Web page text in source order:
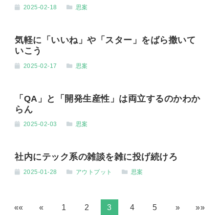
2025-02-18 思案
気軽に「いいね」や「スター」をばら撒いて
いこう
2025-02-17 思案
「QA」と「開発生産性」は両立するのかわか
らん
2025-02-03 思案
社内にテック系の雑談を雑に投げ続けろ
2025-01-28 アウトプット 思案
«« « 1 2 3 4 5 » »»